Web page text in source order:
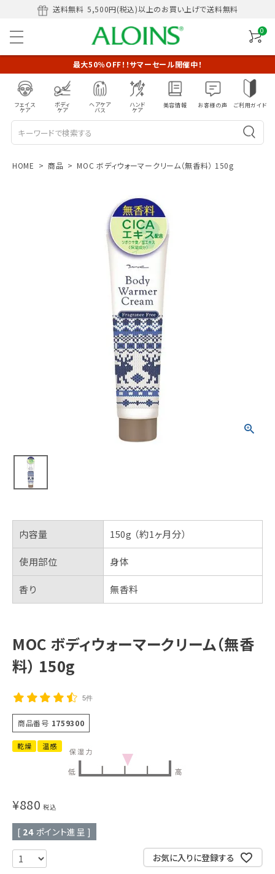
送料無料 5,500円(税込)以上のお買い上げで送料無料
0
最大50％OFF！！サマーセール開催中！
フェイス
ケア
ボディ
ケア
ヘアケア
バス
ハンド
ケア
美容情報 お客様の声 ご利用ガイド
HOME 商品 MOC ボディウォーマークリーム（無香料） 150g
内容量 150g （約1ヶ月分）
使用部位 身体
香り 無香料
MOC ボディウォーマークリーム（無香
料） 150g
5件
商品番号 1759300
乾燥 温感
¥880 税込
[ 24 ポイント進呈 ]
お気に入りに登録する